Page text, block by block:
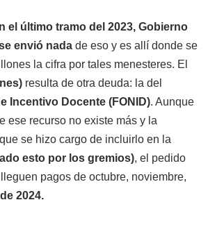
el último tramo del 2023, Gobierno
envió nada de eso y es allí donde se
la cifra por tales menesteres. El
resulta de otra deuda: la del
Incentivo Docente (FONID). Aunque
ese recurso no existe más y la
se hizo cargo de incluirlo en la
esto por los gremios), el pedido
pagos de octubre, noviembre,
2024.